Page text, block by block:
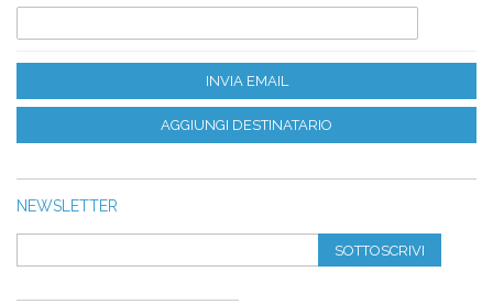
INVIA EMAIL
AGGIUNGI DESTINATARIO
NEWSLETTER
SOTTOSCRIVI